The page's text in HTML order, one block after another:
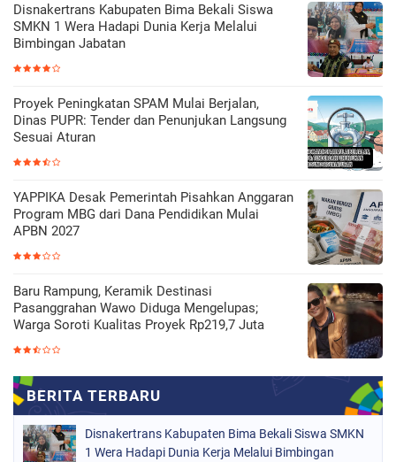
Disnakertrans Kabupaten Bima Bekali Siswa
SMKN 1 Wera Hadapi Dunia Kerja Melalui
Bimbingan Jabatan
Proyek Peningkatan SPAM Mulai Berjalan,
Dinas PUPR: Tender dan Penunjukan Langsung
Sesuai Aturan
YAPPIKA Desak Pemerintah Pisahkan Anggaran
Program MBG dari Dana Pendidikan Mulai
APBN 2027
Baru Rampung, Keramik Destinasi
Pasanggrahan Wawo Diduga Mengelupas;
Warga Soroti Kualitas Proyek Rp219,7 Juta
Disnakertrans Kabupaten Bima Bekali Siswa SMKN
1 Wera Hadapi Dunia Kerja Melalui Bimbingan